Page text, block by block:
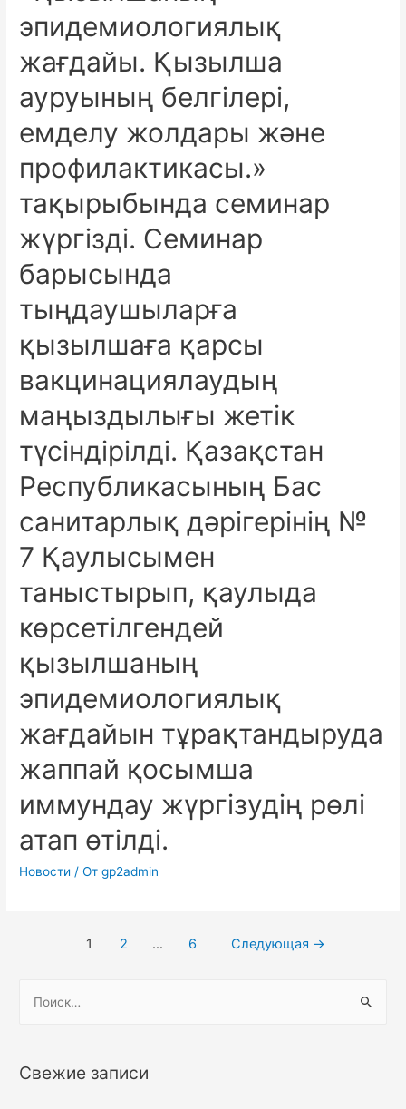
эпидемиологиялық
жағдайы. Қызылша
ауруының белгілері,
емделу жолдары және
профилактикасы.»
тақырыбында семинар
жүргізді. Семинар
барысында
тыңдаушыларға
қызылшаға қарсы
вакцинациялаудың
маңыздылығы жетік
түсіндірілді. Қазақстан
Республикасының Бас
санитарлық дәрігерінің №
7 Қаулысымен
таныстырып, қаулыда
көрсетілгендей
қызылшаның
эпидемиологиялық
жағдайын тұрақтандыруда
жаппай қосымша
иммундау жүргізудің рөлі
атап өтілді.
Новости / От gp2admin
1 2 … 6 Следующая →
Свежие записи